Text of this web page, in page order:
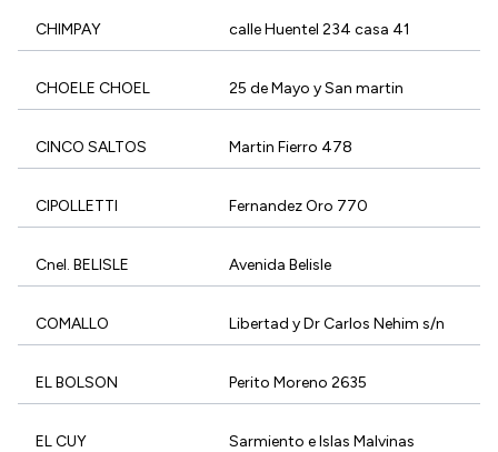
CHIMPAY calle Huentel 234 casa 41
CHOELE CHOEL 25 de Mayo y San martin
CINCO SALTOS Martin Fierro 478
CIPOLLETTI Fernandez Oro 770
Cnel. BELISLE Avenida Belisle
COMALLO Libertad y Dr Carlos Nehim s/n
EL BOLSON Perito Moreno 2635
EL CUY Sarmiento e Islas Malvinas